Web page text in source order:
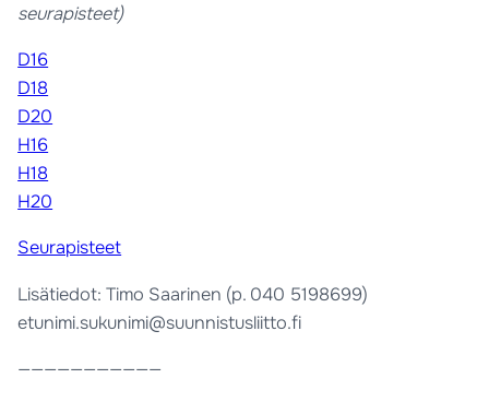
seurapisteet)
D16
D18
D20
H16
H18
H20
Seurapisteet
Lisätiedot: Timo Saarinen (p. 040 5198699)
etunimi.sukunimi@suunnistusliitto.fi
———————————